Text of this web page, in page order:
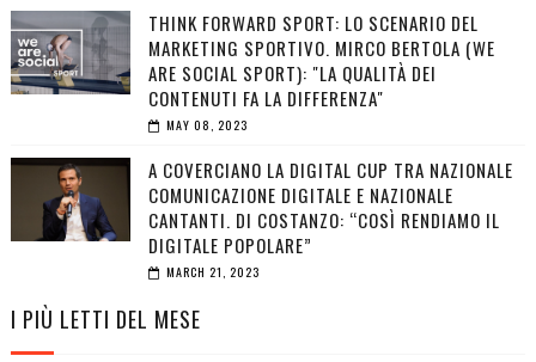
THINK FORWARD SPORT: LO SCENARIO DEL
MARKETING SPORTIVO. MIRCO BERTOLA (WE
ARE SOCIAL SPORT): "LA QUALITÀ DEI
CONTENUTI FA LA DIFFERENZA"
MAY 08, 2023
A COVERCIANO LA DIGITAL CUP TRA NAZIONALE
COMUNICAZIONE DIGITALE E NAZIONALE
CANTANTI. DI COSTANZO: “COSÌ RENDIAMO IL
DIGITALE POPOLARE”
MARCH 21, 2023
I PIÙ LETTI DEL MESE